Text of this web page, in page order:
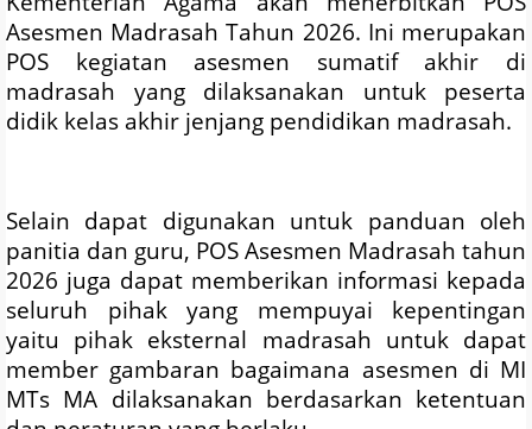
Asesmen Madrasah Tahun 2026. Ini merupakan
POS kegiatan asesmen sumatif akhir di
madrasah yang dilaksanakan untuk peserta
didik kelas akhir jenjang pendidikan madrasah.
Selain dapat digunakan untuk panduan oleh
panitia dan guru, POS Asesmen Madrasah tahun
2026 juga dapat memberikan informasi kepada
seluruh pihak yang mempuyai kepentingan
yaitu pihak eksternal madrasah untuk dapat
member gambaran bagaimana asesmen di MI
MTs MA dilaksanakan berdasarkan ketentuan